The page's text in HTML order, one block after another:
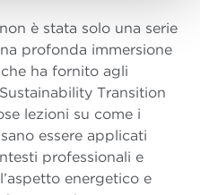
è stata solo una serie
profonda immersione
ha fornito agli
Transition
lezioni su come i
essere applicati
professionali e
energetico e